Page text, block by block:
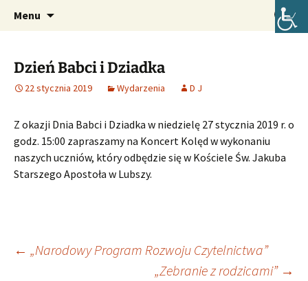
Szkoła Podstawowa im. Józefa
Lompy w Lubszy
Oficjalna strona internetowa szkoły.
Menu Szukaj:
Dzień Babci i Dziadka
22 stycznia 2019 Wydarzenia D J
Z okazji Dnia Babci i Dziadka w niedzielę 27 stycznia 2019 r. o
godz. 15:00 zapraszamy na Koncert Kolęd w wykonaniu
naszych uczniów, który odbędzie się w Kościele Św. Jakuba
Starszego Apostoła w Lubszy.
Nawigacja
← „Narodowy Program Rozwoju Czytelnictwa”
„Zebranie z rodzicami” →